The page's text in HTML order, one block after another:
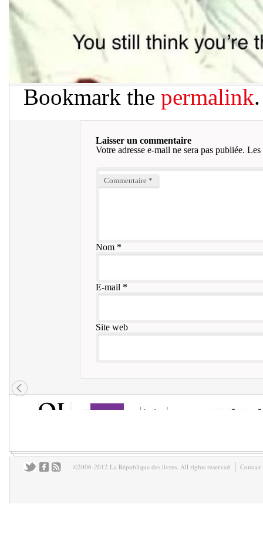
Bookmark the permalink.
Laisser un commentaire
Votre adresse e-mail ne sera pas publiée. Les
Commentaire *
Nom*
E-mail *
Site web
©2006-2012 La République des livres. All rights reserved Contact